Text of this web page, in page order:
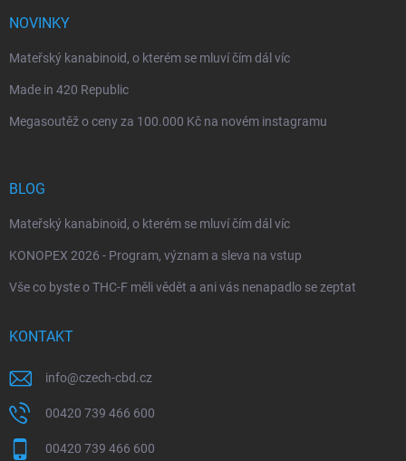
NOVINKY
Mateřský kanabinoid, o kterém se mluví čím dál víc
Made in 420 Republic
Megasoutěž o ceny za 100.000 Kč na novém instagramu
BLOG
Mateřský kanabinoid, o kterém se mluví čím dál víc
KONOPEX 2026 - Program, význam a sleva na vstup
Vše co byste o THC-F měli vědět a ani vás nenapadlo se zeptat
KONTAKT
info@czech-cbd.cz
00420 739 466 600
00420 739 466 600